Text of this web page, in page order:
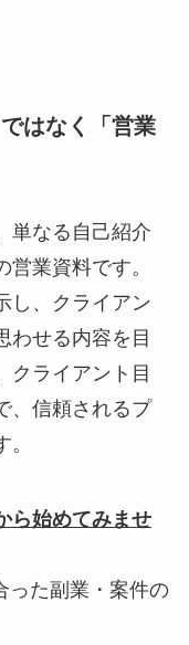
はなく「営業
単なる自己紹介
業資料です。
し、クライアン
わせる内容を目
クライアント目
、信頼されるプ
ら始めてみませ
った副業・案件の